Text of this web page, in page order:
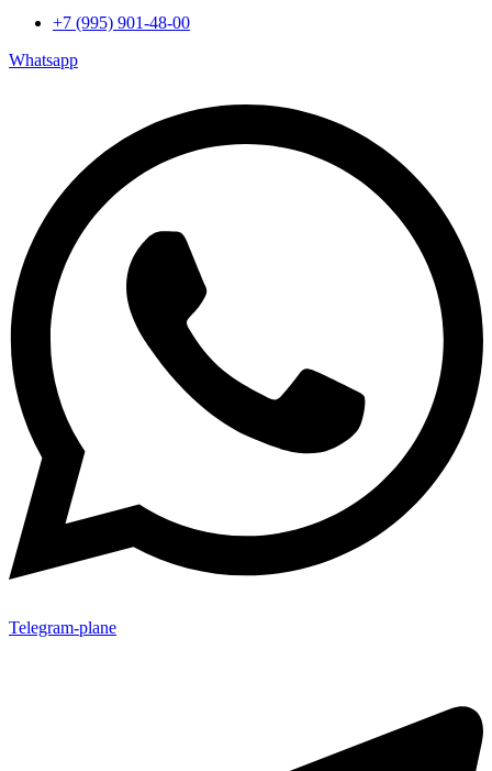
+7 (995) 901-48-00
Whatsapp
Telegram-plane